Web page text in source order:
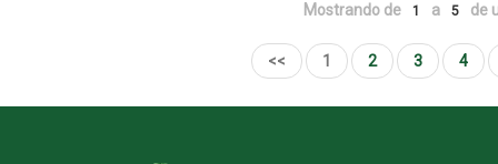
Mostrando de 1 a 5 de
<< 1 2 3 4